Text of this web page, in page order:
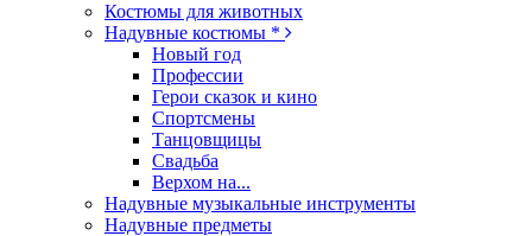
Костюмы для животных
Надувные костюмы *
Новый год
Профессии
Герои сказок и кино
Спортсмены
Танцовщицы
Свадьба
Верхом на...
Надувные музыкальные инструменты
Надувные предметы